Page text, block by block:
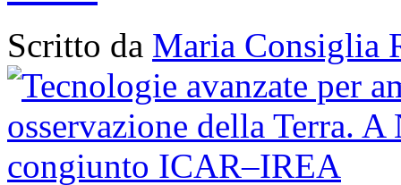
Scritto da Maria Consiglia